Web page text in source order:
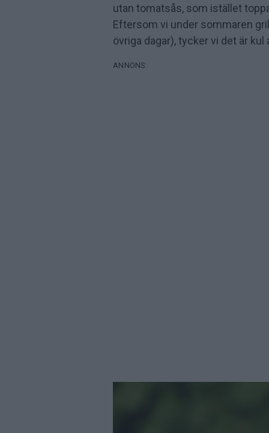
utan tomatsås, som istället
Eftersom vi under sommaren
övriga dagar), tycker vi det är